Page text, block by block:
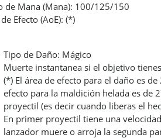
de Mana (Mana): 100/125/150
Efecto (AoE): (*)
Tipo de Daño: Mágico
Muerte instantanea si el objetivo
(*) El área de efecto para el daño es
efecto para la maldición helada es de
proyectil (es decir cuando liberas el
En primer proyectil tiene una
lanzador muere o arroja la segunda